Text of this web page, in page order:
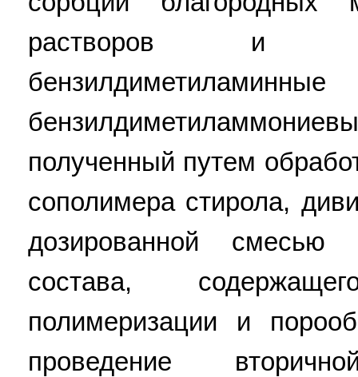
растворов и
полученный путем
сополимера стирола,
дозированной смесью
состава,
полимеризации и
проведение